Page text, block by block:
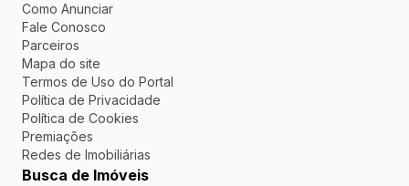
Como Anunciar
Fale Conosco
Parceiros
Mapa do site
Termos de Uso do Portal
Política de Privacidade
Política de Cookies
Premiações
Redes de Imobiliárias
Busca de Imóveis